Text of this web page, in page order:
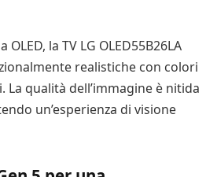
la TV LG OLED55B26LA
realistiche con colori
qualità dell’immagine è nitida
un’esperienza di visione